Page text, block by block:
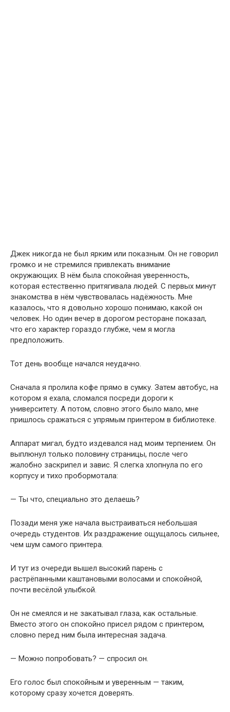
Джек никогда не был ярким или показным. Он не говорил
громко и не стремился привлекать внимание
окружающих. В нём была спокойная уверенность,
которая естественно притягивала людей. С первых минут
знакомства в нём чувствовалась надёжность. Мне
казалось, что я довольно хорошо понимаю, какой он
человек. Но один вечер в дорогом ресторане показал,
что его характер гораздо глубже, чем я могла
предположить.
Тот день вообще начался неудачно.
Сначала я пролила кофе прямо в сумку. Затем автобус, на
котором я ехала, сломался посреди дороги к
университету. А потом, словно этого было мало, мне
пришлось сражаться с упрямым принтером в библиотеке.
Аппарат мигал, будто издевался над моим терпением. Он
выплюнул только половину страницы, после чего
жалобно заскрипел и завис. Я слегка хлопнула по его
корпусу и тихо пробормотала:
— Ты что, специально это делаешь?
Позади меня уже начала выстраиваться небольшая
очередь студентов. Их раздражение ощущалось сильнее,
чем шум самого принтера.
И тут из очереди вышел высокий парень с
растрёпанными каштановыми волосами и спокойной,
почти весёлой улыбкой.
Он не смеялся и не закатывал глаза, как остальные.
Вместо этого он спокойно присел рядом с принтером,
словно перед ним была интересная задача.
— Можно попробовать? — спросил он.
Его голос был спокойным и уверенным — таким,
которому сразу хочется доверять.